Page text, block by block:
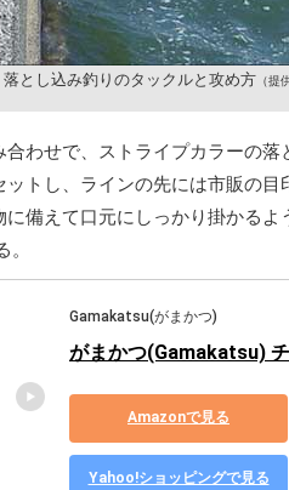
落とし込み釣りのタックルと攻め方 （提
わせで、ストライプカラーの
ットし、ラインの先には市販の
備えて口元にしっかり掛かる
Gamakatsu(がまかつ)
がまかつ(Gamakatsu)
Amazonで見る
Yahoo!ショッピングで見る